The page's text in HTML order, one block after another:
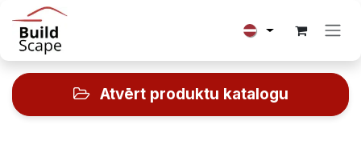
Skip to Content
Atvērt produktu katalogu